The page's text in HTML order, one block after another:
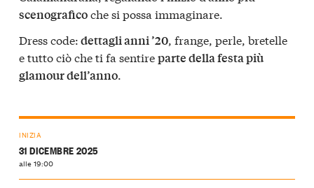
scenograficoche si possa immaginare.
Dress code:dettagli anni ’20, frange, perle, bretelle
e tutto ciò che ti fa sentireparte della festa più
glamour dell’anno.
INIZIA
31 DICEMBRE 2025
alle 19:00